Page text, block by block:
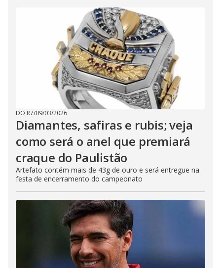
DO R7/09/03/2026
Diamantes, safiras e rubis; veja
como será o anel que premiará
craque do Paulistão
Artefato contém mais de 43g de ouro e será entregue na
festa de encerramento do campeonato